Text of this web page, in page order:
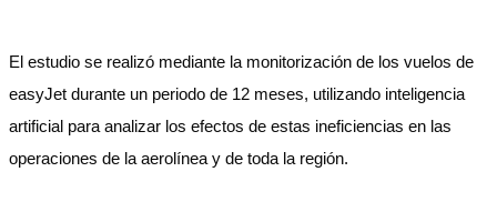
El estudio se realizó mediante la monitorización de los vuelos de
easyJet durante un periodo de 12 meses, utilizando inteligencia
artificial para analizar los efectos de estas ineficiencias en las
operaciones de la aerolínea y de toda la región.